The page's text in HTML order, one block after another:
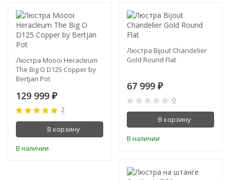
Люстра Moooi Heracleum
The Big O D125 Copper by
Bertjan Pot
129 999 ₽
2
В корзину
В наличии
Люстра Bijout Chandelier
Gold Round Flat
67 999 ₽
0
В корзину
В наличии